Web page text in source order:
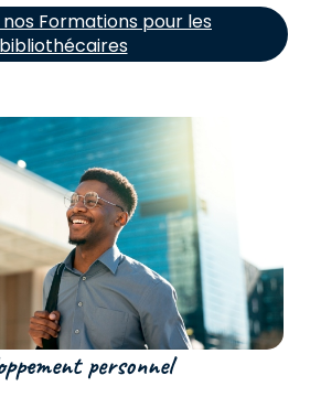
Formations pour les
bibliothécaires
personnel